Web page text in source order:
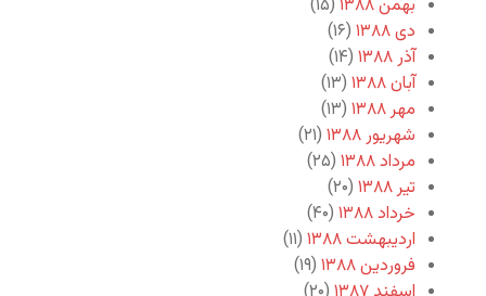
بهمن ۱۳۸۸
(۱۵)
دی ۱۳۸۸
(۱۶)
آذر ۱۳۸۸
(۱۴)
آبان ۱۳۸۸
(۱۳)
مهر ۱۳۸۸
(۱۳)
شهریور ۱۳۸۸
(۲۱)
مرداد ۱۳۸۸
(۲۵)
تیر ۱۳۸۸
(۲۰)
خرداد ۱۳۸۸
(۴۰)
اردیبهشت ۱۳۸۸
(۱۱)
فروردین ۱۳۸۸
(۱۹)